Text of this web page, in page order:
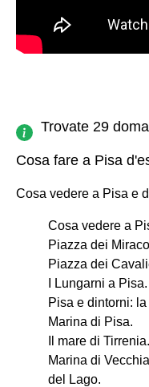
Trovate 29
Cosa fare a Pisa
Cosa vedere a Pisa e
Cosa vedere a
Piazza dei
Piazza dei
I Lungarni a Pisa.
Pisa e dintorni:
Marina di Pisa.
Il mare di Tirrenia.
Marina di
del Lago.